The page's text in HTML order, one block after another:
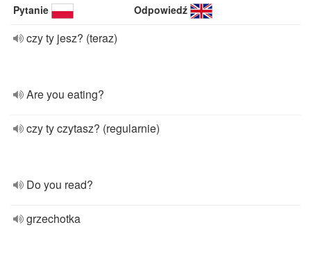
Pytanie Odpowiedź
czy ty jesz? (teraz)
Are you eating?
czy ty czytasz? (regularnie)
Do you read?
grzechotka